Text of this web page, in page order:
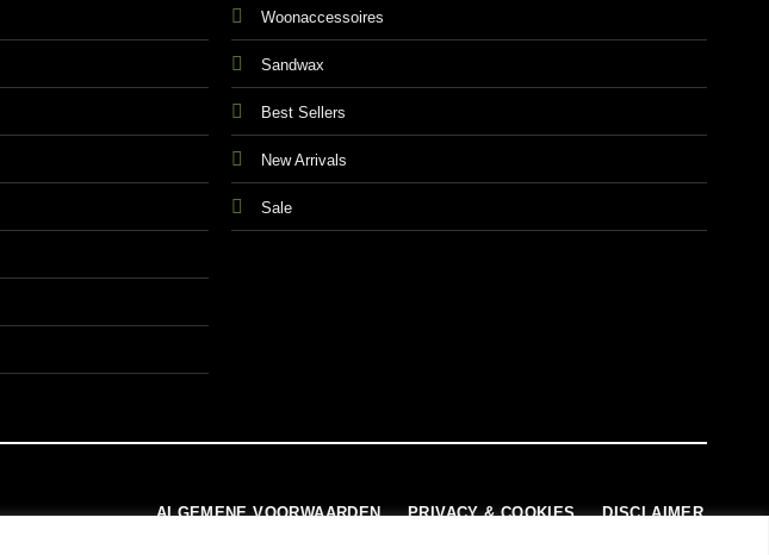
Woonaccessoires
Sandwax
Best Sellers
New Arrivals
Sale
ALGEMENE VOORWAARDEN PRIVACY & COOKIES DISCLAIMER